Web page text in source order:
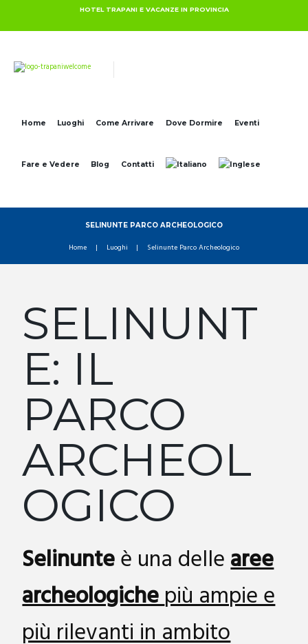
HOTEL TRAPANI E VACANZE IN PROVINCIA
Home Luoghi Come Arrivare Dove Dormire Eventi
Fare e Vedere Blog Contatti
SELINUNTE PARCO ARCHEOLOGICO
Home Luoghi Selinunte Parco Archeologico
SELINUNT
E: IL
PARCO
ARCHEOL
OGICO
Selinunteè una dellearee
archeologichepiù ampie e
più rilevanti in ambito